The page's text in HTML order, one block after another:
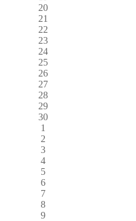
20
21
22
23
24
25
26
27
28
29
30
1
2
3
4
5
6
7
8
9